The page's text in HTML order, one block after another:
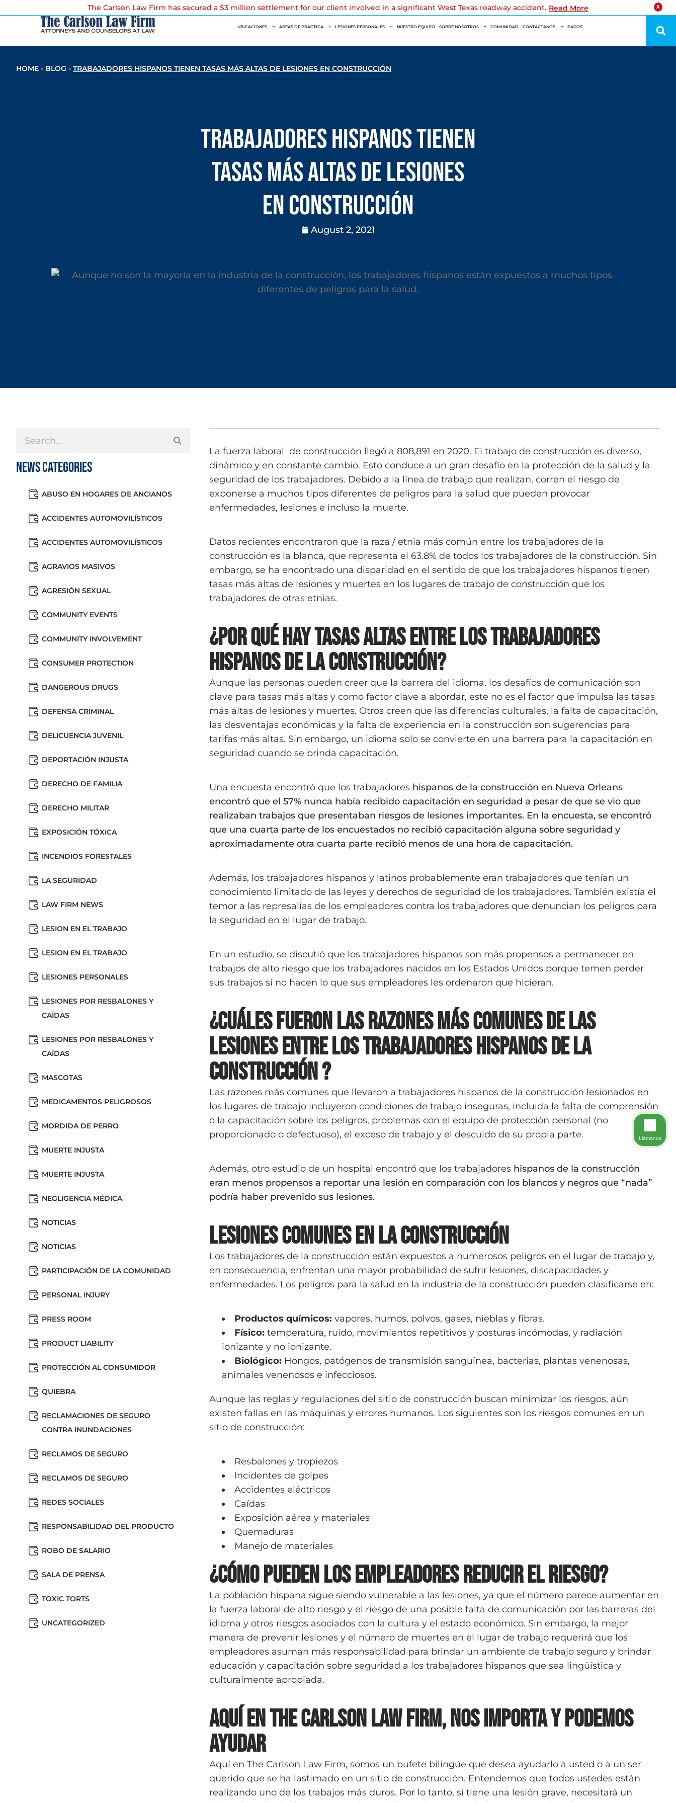
X
The Carlson Law Firm has secured a $3 million settlement for our client involved in a significant West Texas roadway accident. Read More
UBICACIONES ÁREAS DE PRÁCTICA LESIONES PERSONALES NUESTRO EQUIPO SOBRE NOSOTROS COMUNIDAD CONTÁCTANOS PAGOS
HOME - BLOG - TRABAJADORES HISPANOS TIENEN TASAS MÁS ALTAS DE LESIONES EN CONSTRUCCIÓN
Trabajadores Hispanos tienen
tasas más altas de lesiones
en Construcción
August 2, 2021
News Categories
ABUSO EN HOGARES DE ANCIANOS
ACCIDENTES AUTOMOVILÍSTICOS
ACCIDENTES AUTOMOVILÍSTICOS
AGRAVIOS MASIVOS
AGRESIÓN SEXUAL
COMMUNITY EVENTS
COMMUNITY INVOLVEMENT
CONSUMER PROTECTION
DANGEROUS DRUGS
DEFENSA CRIMINAL
DELICUENCIA JUVENIL
DEPORTACIÓN INJUSTA
DERECHO DE FAMILIA
DERECHO MILITAR
EXPOSICIÓN TÓXICA
INCENDIOS FORESTALES
LA SEGURIDAD
LAW FIRM NEWS
LESION EN EL TRABAJO
LESION EN EL TRABAJO
LESIONES PERSONALES
LESIONES POR RESBALONES Y
CAÍDAS
LESIONES POR RESBALONES Y
CAÍDAS
MASCOTAS
MEDICAMENTOS PELIGROSOS
MORDIDA DE PERRO
MUERTE INJUSTA
MUERTE INJUSTA
NEGLIGENCIA MÉDICA
NOTICIAS
NOTICIAS
PARTICIPACIÓN DE LA COMUNIDAD
PERSONAL INJURY
PRESS ROOM
PRODUCT LIABILITY
PROTECCIÓN AL CONSUMIDOR
QUIEBRA
RECLAMACIONES DE SEGURO
CONTRA INUNDACIONES
RECLAMOS DE SEGURO
RECLAMOS DE SEGURO
REDES SOCIALES
RESPONSABILIDAD DEL PRODUCTO
ROBO DE SALARIO
SALA DE PRENSA
TOXIC TORTS
UNCATEGORIZED
La fuerza laboral de construcción llegó a 808,891 en 2020. El trabajo de construcción es diverso,
dinámico y en constante cambio. Esto conduce a un gran desafío en la protección de la salud y la
seguridad de los trabajadores. Debido a la línea de trabajo que realizan, corren el riesgo de
exponerse a muchos tipos diferentes de peligros para la salud que pueden provocar
enfermedades, lesiones e incluso la muerte.
Datos recientes encontraron que la raza / etnia más común entre los trabajadores de la
construcción es la blanca, que representa el 63.8% de todos los trabajadores de la construcción. Sin
embargo, se ha encontrado una disparidad en el sentido de que los trabajadores hispanos tienen
tasas más altas de lesiones y muertes en los lugares de trabajo de construcción que los
trabajadores de otras etnias.
¿Por qué hay tasas altas entre los trabajadores
hispanos de la construcción?
Aunque las personas pueden creer que la barrera del idioma, los desafíos de comunicación son
clave para tasas más altas y como factor clave a abordar, este no es el factor que impulsa las tasas
más altas de lesiones y muertes. Otros creen que las diferencias culturales, la falta de capacitación,
las desventajas económicas y la falta de experiencia en la construcción son sugerencias para
tarifas más altas. Sin embargo, un idioma solo se convierte en una barrera para la capacitación en
seguridad cuando se brinda capacitación.
Una encuesta encontró que los trabajadores hispanos de la construcción en Nueva Orleans
encontró que el 57% nunca había recibido capacitación en seguridad a pesar de que se vio que
realizaban trabajos que presentaban riesgos de lesiones importantes. En la encuesta, se encontró
que una cuarta parte de los encuestados no recibió capacitación alguna sobre seguridad y
aproximadamente otra cuarta parte recibió menos de una hora de capacitación.
Además, los trabajadores hispanos y latinos probablemente eran trabajadores que tenían un
conocimiento limitado de las leyes y derechos de seguridad de los trabajadores. También existía el
temor a las represalias de los empleadores contra los trabajadores que denuncian los peligros para
la seguridad en el lugar de trabajo.
En un estudio, se discutió que los trabajadores hispanos son más propensos a permanecer en
trabajos de alto riesgo que los trabajadores nacidos en los Estados Unidos porque temen perder
sus trabajos si no hacen lo que sus empleadores les ordenaron que hicieran.
¿Cuáles fueron las razones más comunes de las
lesiones entre los trabajadores hispanos de la
construcción ?
Las razones más comunes que llevaron a trabajadores hispanos de la construcción lesionados en
los lugares de trabajo incluyeron condiciones de trabajo inseguras, incluida la falta de comprensión
o la capacitación sobre los peligros, problemas con el equipo de protección personal (no
proporcionado o defectuoso), el exceso de trabajo y el descuido de su propia parte.
Además, otro estudio de un hospital encontró que los trabajadores hispanos de la construcción
eran menos propensos a reportar una lesión en comparación con los blancos y negros que “nada”
podría haber prevenido sus lesiones.
Lesiones comunes en la construcción
Los trabajadores de la construcción están expuestos a numerosos peligros en el lugar de trabajo y,
en consecuencia, enfrentan una mayor probabilidad de sufrir lesiones, discapacidades y
enfermedades. Los peligros para la salud en la industria de la construcción pueden clasificarse en:
Productos químicos: vapores, humos, polvos, gases, nieblas y fibras.
Físico: temperatura, ruido, movimientos repetitivos y posturas incómodas, y radiación
ionizante y no ionizante.
Biológico: Hongos, patógenos de transmisión sanguínea, bacterias, plantas venenosas,
animales venenosos e infecciosos.
Aunque las reglas y regulaciones del sitio de construcción buscan minimizar los riesgos, aún
existen fallas en las máquinas y errores humanos. Los siguientes son los riesgos comunes en un
sitio de construcción:
Resbalones y tropiezos
Incidentes de golpes
Accidentes eléctricos
Caídas
Exposición aérea y materiales
Quemaduras
Manejo de materiales
¿Cómo pueden los empleadores reducir el riesgo?
La población hispana sigue siendo vulnerable a las lesiones, ya que el número parece aumentar en
la fuerza laboral de alto riesgo y el riesgo de una posible falta de comunicación por las barreras del
idioma y otros riesgos asociados con la cultura y el estado económico. Sin embargo, la mejor
manera de prevenir lesiones y el número de muertes en el lugar de trabajo requerirá que los
empleadores asuman más responsabilidad para brindar un ambiente de trabajo seguro y brindar
educación y capacitación sobre seguridad a los trabajadores hispanos que sea lingüística y
culturalmente apropiada.
Aquí en The Carlson Law Firm, nos importa y podemos
ayudar
Aquí en The Carlson Law Firm, somos un bufete bilingüe que desea ayudarlo a usted o a un ser
querido que se ha lastimado en un sitio de construcción. Entendemos que todos ustedes están
realizando uno de los trabajos más duros. Por lo tanto, si tiene una lesión grave, necesitará un
Llámanos